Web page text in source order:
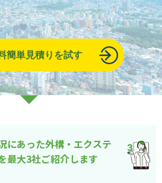
簡単見積りを試す
にあった外構・エクステ
最大3社ご紹介します